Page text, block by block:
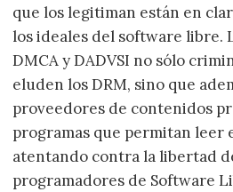
que los legitiman están en
los ideales del software libre.
DMCA y DADVSI no sólo
eluden los DRM, sino que
proveedores de contenidos
programas que permitan leer
atentando contra la libertad
programadores de Software